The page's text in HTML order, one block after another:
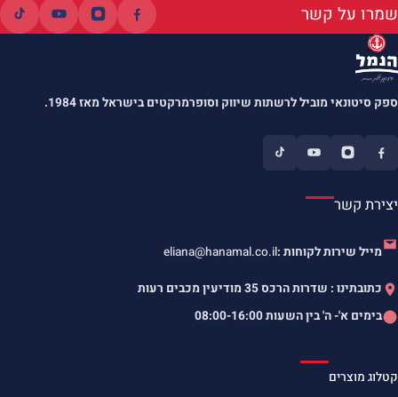
שמרו על קשר
ספק סיטונאי מוביל לרשתות שיווק וסופרמרקטים בישראל מאז 1984.
יצירת קשר
מייל שירות לקוחות :eliana@hanamal.co.il
כתובתינו : שדרות הרכס 35 מודיעין מכבים רעות
בימים א'- ה' בין השעות08:00-16:00
קטלוג מוצרים